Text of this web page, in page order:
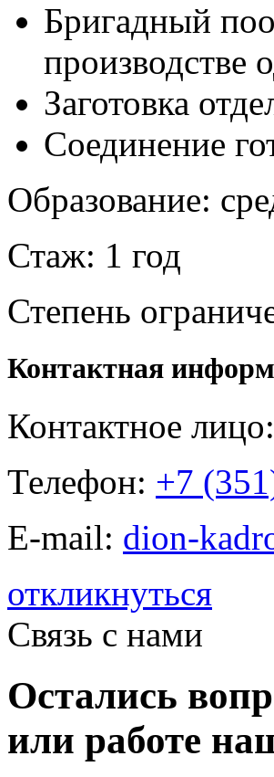
Бригадный
производстве
Заготовка
Соединение
Образование:
Стаж: 1 год
Степень
Контактная
Контактное
Телефон: +7
E-mail: dion-
откликнуться
Связь с нами
Остались
или работе